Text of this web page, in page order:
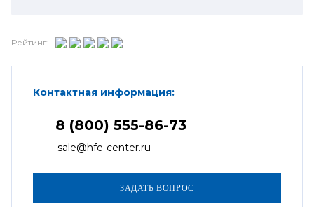
Рейтинг:
Контактная информация:
8 (800) 555-86-73
sale@hfe-center.ru